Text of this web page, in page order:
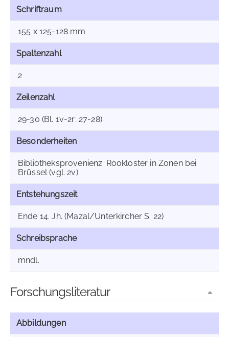
Schriftraum
155 x 125-128 mm
Spaltenzahl
2
Zeilenzahl
29-30 (Bl. 1v-2r: 27-28)
Besonderheiten
Bibliotheksprovenienz: Rookloster in Zonen bei
Brüssel (vgl. 2v).
Entstehungszeit
Ende 14. Jh. (Mazal/Unterkircher S. 22)
Schreibsprache
mndl.
Forschungsliteratur
Abbildungen